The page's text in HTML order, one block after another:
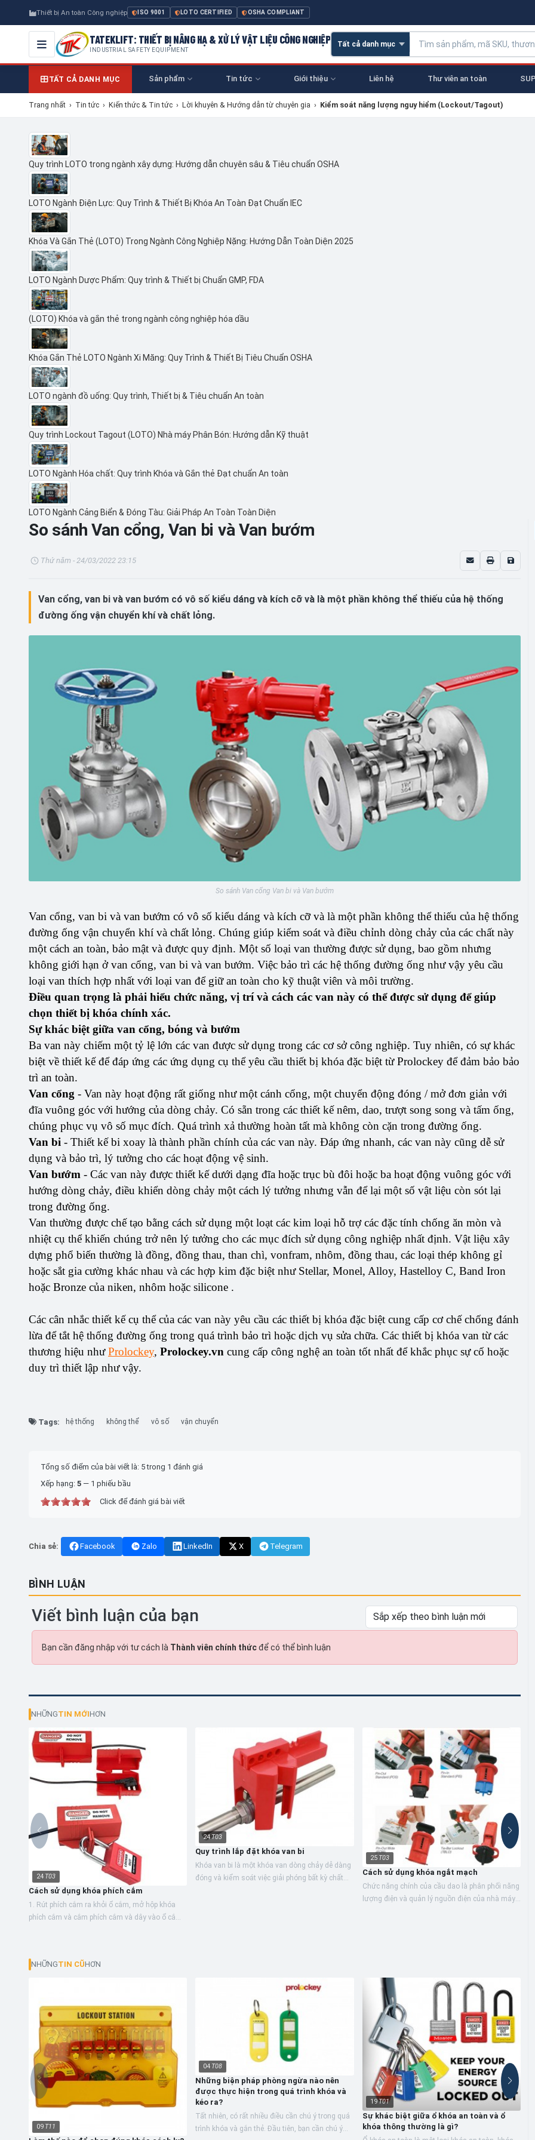
Thiết bị An toàn Công nghiệp ISO 9001 LOTO CERTIFIED OSHA COMPLIANT
TATEKLIFT: THIẾT BỊ NÂNG HẠ & XỬ LÝ VẬT LIỆU CÔNG NGHIỆP
INDUSTRIAL SAFETY EQUIPMENT
TẤT CẢ DANH MỤC Sản phẩm Tin tức Giới thiệu Liên hệ Thư viên an toàn
Trang nhất › Tin tức › Kiến thức & Tin tức › Lời khuyên & Hướng dẫn từ chuyên gia › Kiểm soát năng lượng nguy hiểm (Lockout/Tagout)
Quy trình LOTO trong ngành xây dựng: Hướng dẫn chuyên sâu & Tiêu chuẩn OSHA
LOTO Ngành Điện Lực: Quy Trình & Thiết Bị Khóa An Toàn Đạt Chuẩn IEC
Khóa Và Gắn Thẻ (LOTO) Trong Ngành Công Nghiệp Nặng: Hướng Dẫn Toàn Diện 2025
LOTO Ngành Dược Phẩm: Quy trình & Thiết bị Chuẩn GMP, FDA
(LOTO) Khóa và gắn thẻ trong ngành công nghiệp hóa dầu
Khóa Gắn Thẻ LOTO Ngành Xi Măng: Quy Trình & Thiết Bị Tiêu Chuẩn OSHA
LOTO ngành đồ uống: Quy trình, Thiết bị & Tiêu chuẩn An toàn
Quy trình Lockout Tagout (LOTO) Nhà máy Phân Bón: Hướng dẫn Kỹ thuật
LOTO Ngành Hóa chất: Quy trình Khóa và Gắn thẻ Đạt chuẩn An toàn
LOTO Ngành Cảng Biển & Đóng Tàu: Giải Pháp An Toàn Toàn Diện
So sánh Van cổng, Van bi và Van bướm
Thứ năm - 24/03/2022 23:15
Van cổng, van bi và van bướm có vô số kiểu dáng và kích cỡ và là một phần không thể thiếu của hệ thống
đường ống vận chuyển khí và chất lỏng.
So sánh Van cổng Van bi và Van bướm
Van cổng, van bi và van bướm có vô số kiểu dáng và kích cỡ và là một phần không thể thiếu của hệ thống
đường ống vận chuyển khí và chất lỏng. Chúng giúp kiểm soát và điều chỉnh dòng chảy của các chất này
một cách an toàn, bảo mật và được quy định. Một số loại van thường được sử dụng, bao gồm nhưng
không giới hạn ở van cổng, van bi và van bướm. Việc bảo trì các hệ thống đường ống như vậy yêu cầu
loại van thích hợp nhất với loại van để giữ an toàn cho kỹ thuật viên và môi trường.
Điều quan trọng là phải hiểu chức năng, vị trí và cách các van này có thể được sử dụng để giúp
chọn thiết bị khóa chính xác.
Sự khác biệt giữa van cổng, bóng và bướm
Ba van này chiếm một tỷ lệ lớn các van được sử dụng trong các cơ sở công nghiệp. Tuy nhiên, có sự khác
biệt về thiết kế để đáp ứng các ứng dụng cụ thể yêu cầu thiết bị khóa đặc biệt từ Prolockey để đảm bảo bảo
trì an toàn.
Van cổng - Van này hoạt động rất giống như một cánh cổng, một chuyển động đóng / mở đơn giản với
đĩa vuông góc với hướng của dòng chảy. Có sẵn trong các thiết kế nêm, dao, trượt song song và tấm ống,
chúng phục vụ vô số mục đích. Quá trình xả thường hoàn tất mà không còn cặn trong đường ống.
Van bi - Thiết kế bi xoay là thành phần chính của các van này. Đáp ứng nhanh, các van này cũng dễ sử
dụng và bảo trì, lý tưởng cho các hoạt động vệ sinh.
Van bướm - Các van này được thiết kế dưới dạng đĩa hoặc trục bù đôi hoặc ba hoạt động vuông góc với
hướng dòng chảy, điều khiển dòng chảy một cách lý tưởng nhưng vẫn để lại một số vật liệu còn sót lại
trong đường ống.
Van thường được chế tạo bằng cách sử dụng một loạt các kim loại hỗ trợ các đặc tính chống ăn mòn và
nhiệt cụ thể khiến chúng trở nên lý tưởng cho các mục đích sử dụng công nghiệp nhất định. Vật liệu xây
dựng phổ biến thường là đồng, đồng thau, than chì, vonfram, nhôm, đồng thau, các loại thép không gỉ
hoặc sắt gia cường khác nhau và các hợp kim đặc biệt như Stellar, Monel, Alloy, Hastelloy C, Band Iron
hoặc Bronze của niken, nhôm hoặc silicone .
Các cân nhắc thiết kế cụ thể của các van này yêu cầu các thiết bị khóa đặc biệt cung cấp cơ chế chống đánh
lừa để tắt hệ thống đường ống trong quá trình bảo trì hoặc dịch vụ sửa chữa. Các thiết bị khóa van từ các
thương hiệu nhưProlockey, Prolockey.vn cung cấp công nghệ an toàn tốt nhất để khắc phục sự cố hoặc
duy trì thiết lập như vậy.
Tags: hệ thống không thể vô số vận chuyển
Tổng số điểm của bài viết là: 5 trong 1 đánh giá
Xếp hạng: 5 — 1 phiếu bầu
Click để đánh giá bài viết
Chia sẻ: Facebook Zalo LinkedIn X Telegram
BÌNH LUẬN
Viết bình luận của bạn
Bạn cần đăng nhập với tư cách là Thành viên chính thứcđể có thể bình luận
NHỮNGTIN MỚIHƠN
24 T03
Cách sử dụng khóa phích cắm
1. Rút phích cắm ra khỏi ổ cắm, mở hộp khóa
phích cắm và cắm phích cắm và dây vào ổ cắm
24T03
Quy trình lắp đặt khóa van bi
Khóa van bi là một khóa van dòng chảy dễ dàng
đóng và kiểm soát việc giải phóng bất kỳ chất
25 T03
Cách sử dụng khóa ngắt mạch
Chức năng chính của cầu dao là phân phối năng
lượng điện và quản lý nguồn điện của nhà máy,
NHỮNGTIN CŨHƠN
09 T11
04 T08
Những biện pháp phòng ngừa nào nên
được thực hiện trong quá trình khóa và
kéo ra?
Tất nhiên, có rất nhiều điều cần chú ý trong quá
trình khóa và gắn thẻ. Đầu tiên, bạn cần chú ý
19T01
Sự khác biệt giữa ổ khóa an toàn và ổ
khóa thông thường là gì?